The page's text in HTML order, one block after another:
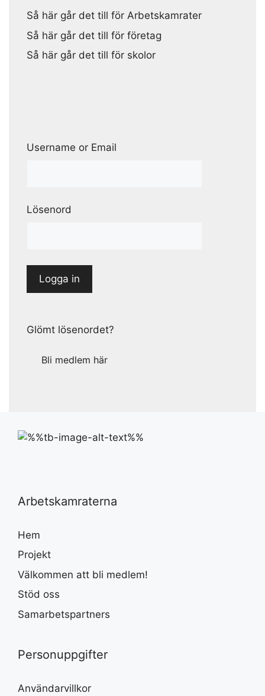
Så här går det till för Arbetskamrater
Så här går det till för företag
Så här går det till för skolor
Username or Email
Lösenord
Glömt lösenordet?
Bli medlem här
Arbetskamraterna
Hem
Projekt
Välkommen att bli medlem!
Stöd oss
Samarbetspartners
Personuppgifter
Användarvillkor